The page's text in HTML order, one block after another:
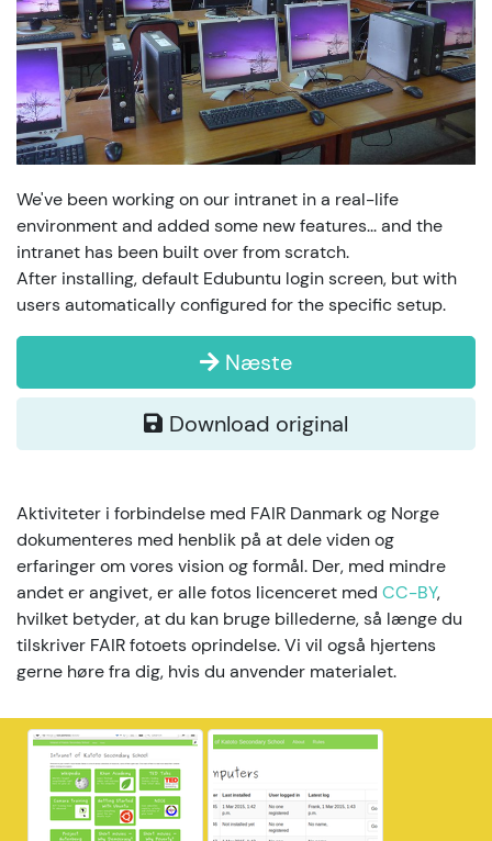
We've been working on our intranet in a real-life
environment and added some new features... and the
intranet has been built over from scratch.
After installing, default Edubuntu login screen, but with
users automatically configured for the specific setup.
Næste
Download original
Aktiviteter i forbindelse med FAIR Danmark og Norge
dokumenteres med henblik på at dele viden og
erfaringer om vores vision og formål. Der, med mindre
andet er angivet, er alle fotos licenceret med CC-BY,
hvilket betyder, at du kan bruge billederne, så længe du
tilskriver FAIR fotoets oprindelse. Vi vil også hjertens
gerne høre fra dig, hvis du anvender materialet.